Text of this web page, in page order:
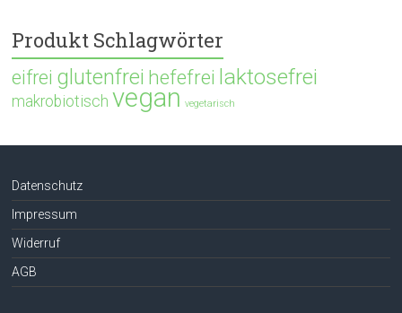
Produkt Schlagwörter
eifrei glutenfrei hefefrei laktosefrei
makrobiotisch vegan vegetarisch
Datenschutz
Impressum
Widerruf
AGB